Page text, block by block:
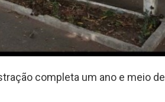
completa um ano e meio de